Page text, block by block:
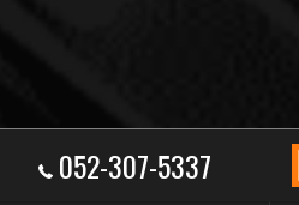
052-307-5337